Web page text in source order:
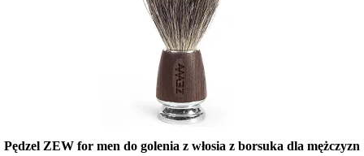
Pędzel ZEW for men do golenia z włosia z borsuka dla mężczyzn